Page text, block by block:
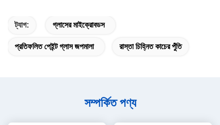
ট্যাগ: গ্লাসের মাইক্রোবডস
প্রতিফলিত পেইন্ট গ্লাস জপমালা রাস্তা চিহ্নিত কাচের পুঁতি
সম্পর্কিত পণ্য